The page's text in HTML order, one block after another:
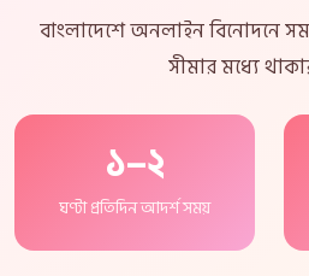
বাংলাদেশে অনলাইন বিনোদনে
সীমার মধ্যে
১–২
ঘণ্টা প্রতিদিন আদর্শ সময়